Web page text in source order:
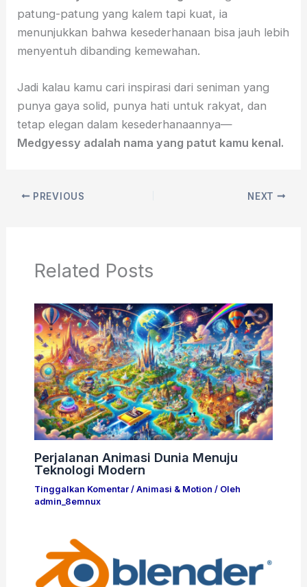
patung-patung yang kalem tapi kuat, ia
menunjukkan bahwa kesederhanaan bisa jauh lebih
menyentuh dibanding kemewahan.
Jadi kalau kamu cari inspirasi dari seniman yang
punya gaya solid, punya hati untuk rakyat, dan
tetap elegan dalam kesederhanaannya—
Medgyessy adalah nama yang patut kamu kenal.
PREVIOUS NEXT
Related Posts
Perjalanan Animasi Dunia Menuju
Teknologi Modern
Tinggalkan Komentar / Animasi & Motion / Oleh
admin_8emnux